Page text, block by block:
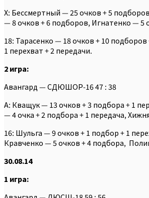
Х: Бессмертный — 25 очков + 5
— 8 очков + 6 подборов, Игнатенко — 5
18: Тарасенко — 18 очков + 10
1 перехват + 2 передачи.
2 игра:
Авангард — СДЮШОР-16 47 : 38
А: Кващук — 13 очков + 3 подбора + 1
— 4 очка + 2 подбора + 1 передача,
16: Шульга — 9 очков + 1 подбор + 1
Кравченко — 5 очков + 4 подбора,
30.08.14
1 игра: